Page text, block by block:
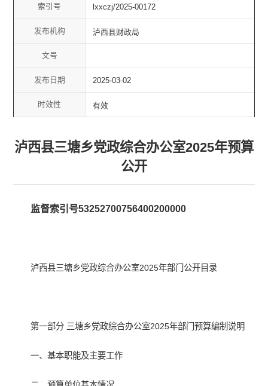
索引号 lxxczj/2025-00172
发布机构 泸西县财政局
文号
发布日期 2025-03-02
时效性 有效
泸西县三塘乡党政综合办公室2025年预算
公开
监督索引号53252700756400200000
泸西县三塘乡党政综合办公室2025年部门公开目录
第一部分 三塘乡党政综合办公室2025年部门预算编制说明
一、基本职能及主要工作